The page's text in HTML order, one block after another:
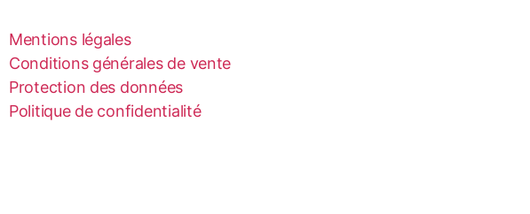
Mentions légales
Conditions générales de vente
Protection des données
Politique de confidentialité